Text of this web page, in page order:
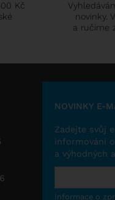
Kč
novinky.
a ručíme
NOVINKY E-
Zadejte svůj
informováni
a výhodných
Informace o